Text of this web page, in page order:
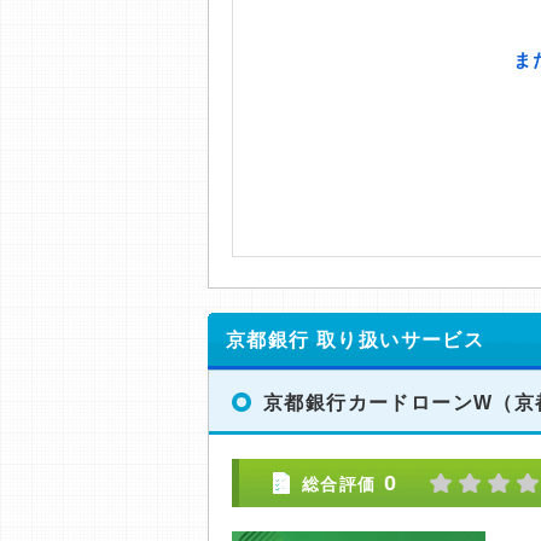
京都銀行 取り扱いサービス
京都銀行カードローンW （
総合評価 0